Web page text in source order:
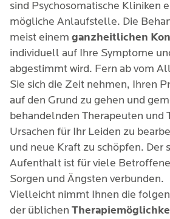
sind Psychosomatische Kliniken
mögliche Anlaufstelle. Die
meist einem ganzheitlichen
individuell auf Ihre Symptome
abgestimmt wird. Fern ab vom
Sie sich die Zeit nehmen, Ihren
auf den Grund zu gehen und
behandelnden Therapeuten und
Ursachen für Ihr Leiden zu
und neue Kraft zu schöpfen. Der
Aufenthalt ist für viele
Sorgen und Ängsten verbunden.
Vielleicht nimmt Ihnen die
der üblichen